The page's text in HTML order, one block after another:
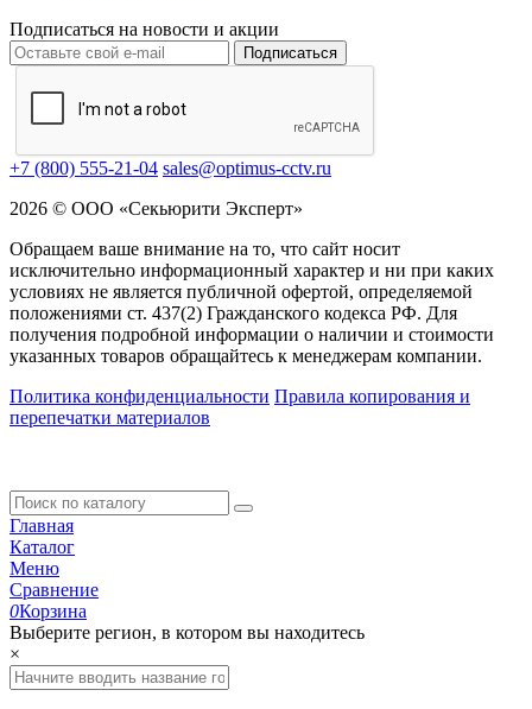
Подписаться на новости и акции
Подписаться
+7 (800) 555-21-04 sales@optimus-cctv.ru
2026 © ООО «Секьюрити Эксперт»
Обращаем ваше внимание на то, что сайт носит
исключительно информационный характер и ни при каких
условиях не является публичной офертой, определяемой
положениями ст. 437(2) Гражданского кодекса РФ. Для
получения подробной информации о наличии и стоимости
указанных товаров обращайтесь к менеджерам компании.
Политика конфиденциальности Правила копирования и
перепечатки материалов
Главная
Каталог
Меню
Сравнение
0Корзина
Выберите регион, в котором вы находитесь
×